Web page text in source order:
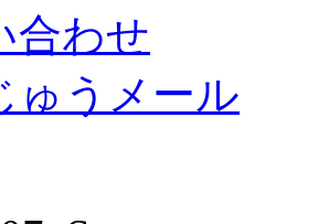
合わせ
ゅうメール